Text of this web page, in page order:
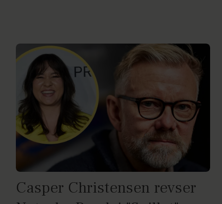
Casper Christensen revser